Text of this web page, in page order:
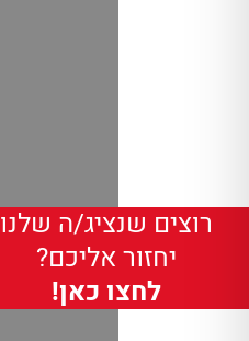
רוצים שנציג/ה שלנו
יחזור אליכם?
לחצו כאן!